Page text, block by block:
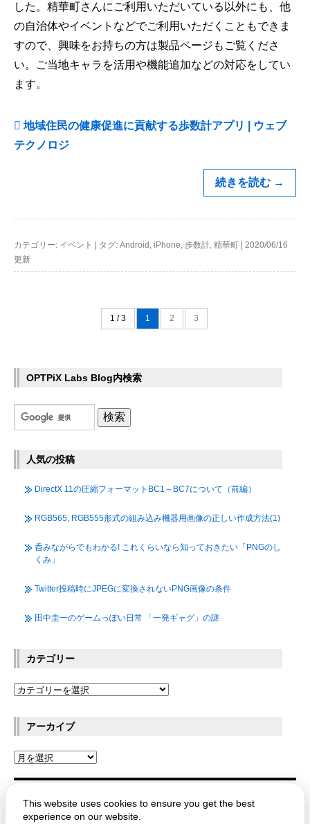
した。精華町さんにご利用いただいている以外にも、他
の自治体やイベントなどでご利用いただくこともできま
すので、興味をお持ちの方は製品ページもご覧くださ
い。ご当地キャラを活用や機能追加などの対応をしてい
ます。
地域住民の健康促進に貢献する歩数計アプリ | ウェブ
テクノロジ
続きを読む →
カテゴリー: イベント タグ: Android , iPhone, 歩数計, 精華町
2020/06/16
更新
1 / 3 1 2 3
OPTPiX Labs Blog内検索
人気の投稿
DirectX 11の圧縮フォーマットBC1～BC7について（前編）
RGB565, RGB555形式の組み込み機器用画像の正しい作成方法(1)
呑みながらでもわかる! これくらいなら知っておきたい「PNGのし
くみ」
Twitter投稿時にJPEGに変換されないPNG画像の条件
田中圭一のゲームっぽい日常 「一発ギャグ」の謎
カテゴリー
アーカイブ
OPTPiX Labs Blog
This website uses cookies to ensure you get the best
experience on our website.